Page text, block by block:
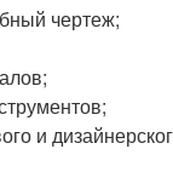
чертеж;
и